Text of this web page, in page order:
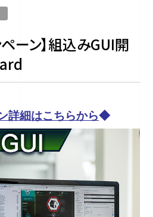
ーン】組込みGUI開
詳細はこちらから◆